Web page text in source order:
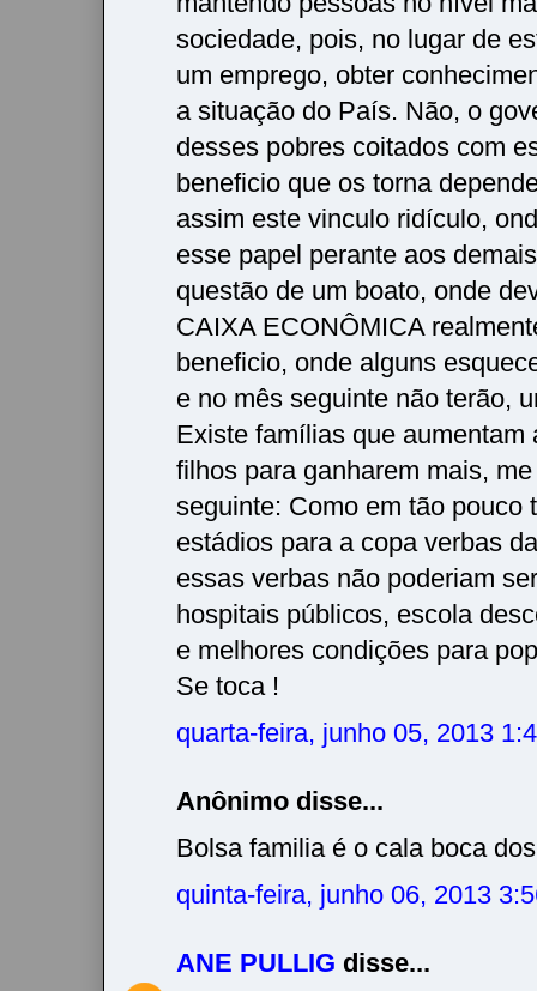
sociedade, pois, no lugar de
um emprego, obter
a situação do País. Não, o
desses pobres coitados com
beneficio que os torna
assim este vinculo ridículo,
esse papel perante aos
questão de um boato, onde
CAIXA ECONÔMICA
beneficio, onde alguns
e no mês seguinte não terão,
Existe famílias que aumentam
filhos para ganharem mais,
seguinte: Como em tão pouco
estádios para a copa verbas
essas verbas não poderiam
hospitais públicos, escola
e melhores condições para
Se toca !
quarta-feira, junho 05, 2013
Anônimo disse...
Bolsa familia é o cala boca
quinta-feira, junho 06, 2013
ANE PULLIG disse...